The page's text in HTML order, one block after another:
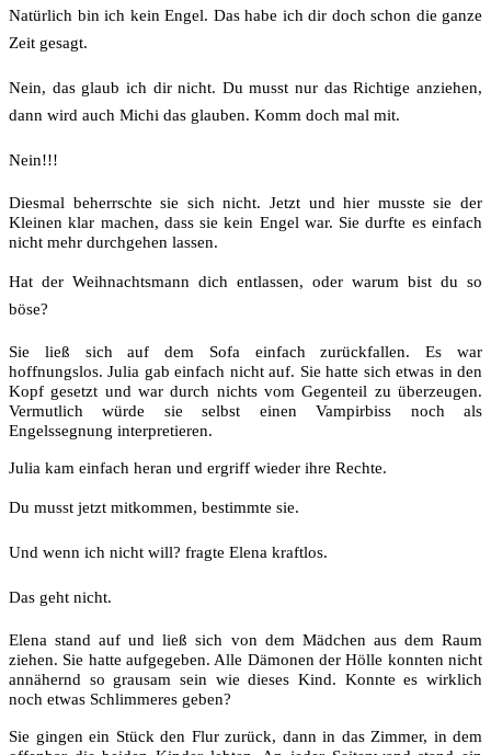
Natürlich bin ich kein Engel. Das habe ich dir doch schon die ganze
Zeit gesagt.
Nein, das glaub ich dir nicht. Du musst nur das Richtige anziehen,
dann wird auch Michi das glauben. Komm doch mal mit.
Nein!!!
Diesmal beherrschte sie sich nicht. Jetzt und hier musste sie der
Kleinen klar machen, dass sie kein Engel war. Sie durfte es einfach
nicht mehr durchgehen lassen.
Hat der Weihnachtsmann dich entlassen, oder warum bist du so
böse?
Sie ließ sich auf dem Sofa einfach zurückfallen. Es war
hoffnungslos. Julia gab einfach nicht auf. Sie hatte sich etwas in den
Kopf gesetzt und war durch nichts vom Gegenteil zu überzeugen.
Vermutlich würde sie selbst einen Vampirbiss noch als
Engelssegnung interpretieren.
Julia kam einfach heran und ergriff wieder ihre Rechte.
Du musst jetzt mitkommen, bestimmte sie.
Und wenn ich nicht will? fragte Elena kraftlos.
Das geht nicht.
Elena stand auf und ließ sich von dem Mädchen aus dem Raum
ziehen. Sie hatte aufgegeben. Alle Dämonen der Hölle konnten nicht
annähernd so grausam sein wie dieses Kind. Konnte es wirklich
noch etwas Schlimmeres geben?
Sie gingen ein Stück den Flur zurück, dann in das Zimmer, in dem